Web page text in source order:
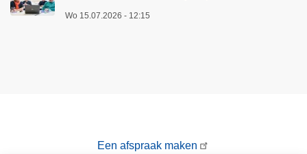
Wo 15.07.2026 - 12:15
Een afspraak maken